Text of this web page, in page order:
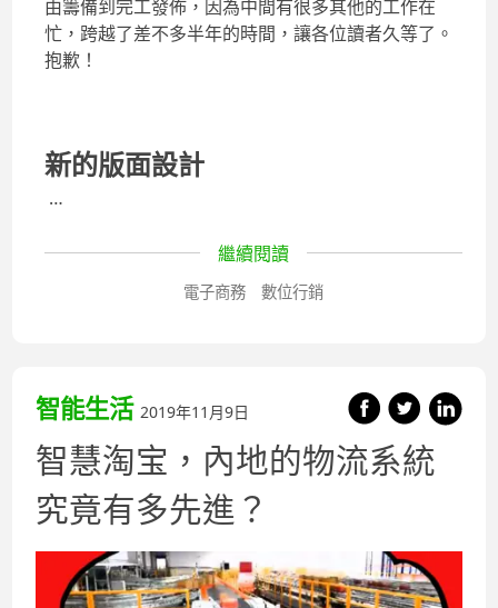
由籌備到完工發佈，因為中間有很多其他的工作在
忙，跨越了差不多半年的時間，讓各位讀者久等了。
抱歉！
新的版面設計
…
繼續閱讀
電子商務 數位行銷
智能生活 2019年11月9日
智慧淘宝，內地的物流系統
究竟有多先進？